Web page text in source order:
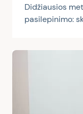
Didžiausios
pasilepinimo:
pasidžiaugti
kad tokių
palydovas yra
skausmas,
kiti